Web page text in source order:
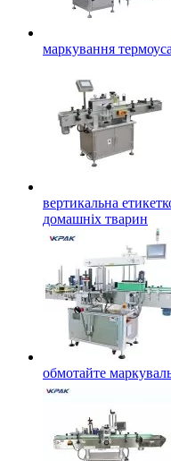
маркування
вертикальна
домашніх тварин
обмотайте